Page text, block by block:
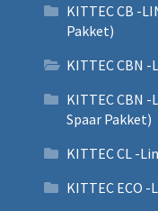
KITTEC CB -
Pakket)
KITTEC CBN -
KITTEC CBN
Spaar Pakket)
KITTEC CL -
KITTEC ECO